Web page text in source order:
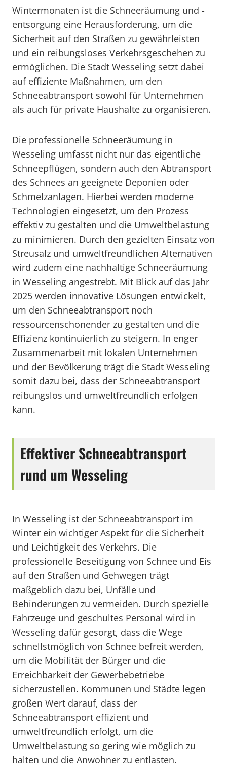
Wintermonaten ist die Schneeräumung und -
entsorgung eine Herausforderung, um die
Sicherheit auf den Straßen zu gewährleisten
und ein reibungsloses Verkehrsgeschehen zu
ermöglichen. Die Stadt Wesseling setzt dabei
auf effiziente Maßnahmen, um den
Schneeabtransport sowohl für Unternehmen
als auch für private Haushalte zu organisieren.
Die professionelle Schneeräumung in
Wesseling umfasst nicht nur das eigentliche
Schneepflügen, sondern auch den Abtransport
des Schnees an geeignete Deponien oder
Schmelzanlagen. Hierbei werden moderne
Technologien eingesetzt, um den Prozess
effektiv zu gestalten und die Umweltbelastung
zu minimieren. Durch den gezielten Einsatz von
Streusalz und umweltfreundlichen Alternativen
wird zudem eine nachhaltige Schneeräumung
in Wesseling angestrebt. Mit Blick auf das Jahr
2025 werden innovative Lösungen entwickelt,
um den Schneeabtransport noch
ressourcenschonender zu gestalten und die
Effizienz kontinuierlich zu steigern. In enger
Zusammenarbeit mit lokalen Unternehmen
und der Bevölkerung trägt die Stadt Wesseling
somit dazu bei, dass der Schneeabtransport
reibungslos und umweltfreundlich erfolgen
kann.
Effektiver Schneeabtransport
rund um Wesseling
In Wesseling ist der Schneeabtransport im
Winter ein wichtiger Aspekt für die Sicherheit
und Leichtigkeit des Verkehrs. Die
professionelle Beseitigung von Schnee und Eis
auf den Straßen und Gehwegen trägt
maßgeblich dazu bei, Unfälle und
Behinderungen zu vermeiden. Durch spezielle
Fahrzeuge und geschultes Personal wird in
Wesseling dafür gesorgt, dass die Wege
schnellstmöglich von Schnee befreit werden,
um die Mobilität der Bürger und die
Erreichbarkeit der Gewerbebetriebe
sicherzustellen. Kommunen und Städte legen
großen Wert darauf, dass der
Schneeabtransport effizient und
umweltfreundlich erfolgt, um die
Umweltbelastung so gering wie möglich zu
halten und die Anwohner zu entlasten.